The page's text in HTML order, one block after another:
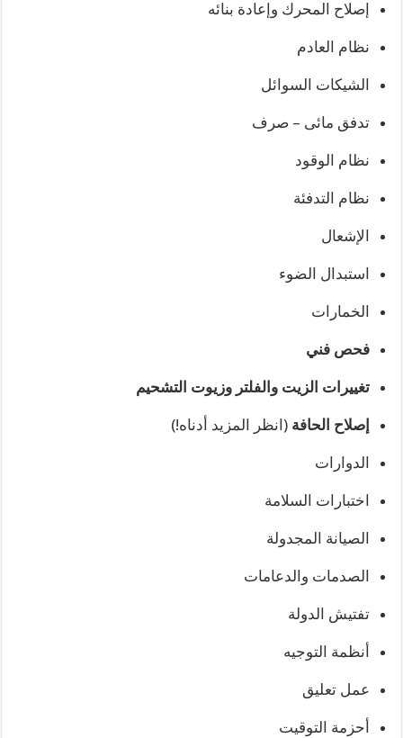
إصلاح المحرك وإعادة بنائه
نظام العادم
الشيكات السوائل
تدفق مائى – صرف
نظام الوقود
نظام التدفئة
الإشعال
استبدال الضوء
الخمارات
فحص فني
تغييرات الزيت والفلتر وزيوت التشحيم
إصلاح الحافة (انظر المزيد أدناه!)
الدوارات
اختبارات السلامة
الصيانة المجدولة
الصدمات والدعامات
تفتيش الدولة
أنظمة التوجيه
عمل تعليق
أحزمة التوقيت